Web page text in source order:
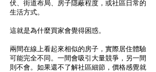
伏、街道布局、房子隱蔽程度，或社區日常的
生活方式。
這就是為什麼買家會覺得困惑。
兩間在線上看起來相似的房子，實際居住體驗
可能完全不同。一間會吸引大量競爭，另一間
則不會。如果還不了解社區細節，價格感覺就